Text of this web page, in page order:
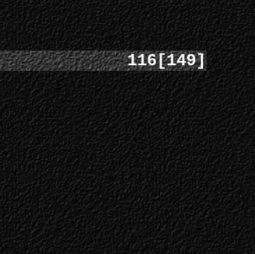
116[149]